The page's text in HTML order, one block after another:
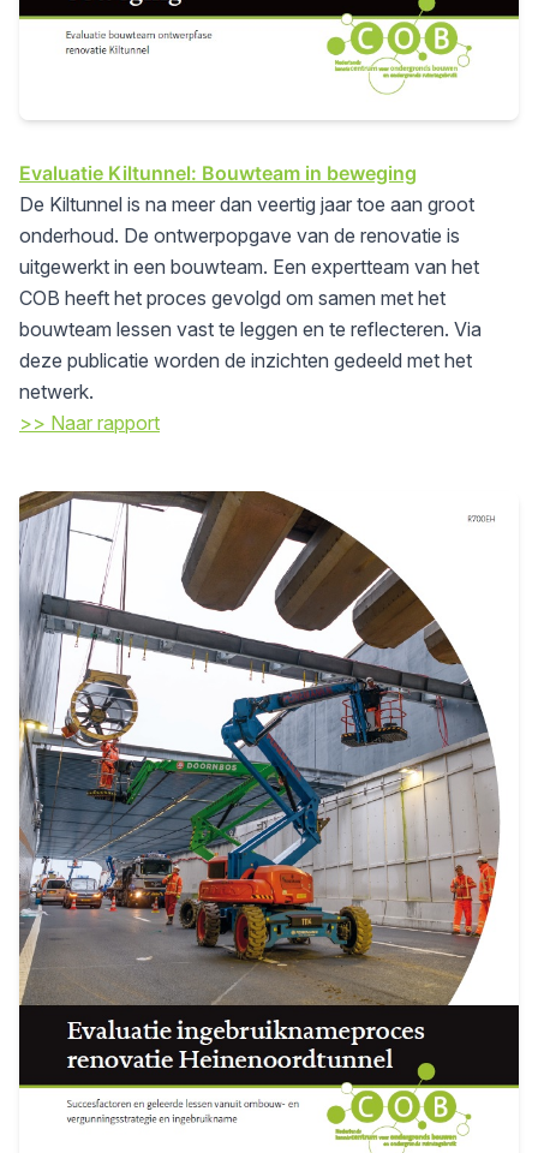
Evaluatie Kiltunnel: Bouwteam in beweging
De Kiltunnel is na meer dan veertig jaar toe aan groot
onderhoud. De ontwerpopgave van de renovatie is
uitgewerkt in een bouwteam. Een expertteam van het
COB heeft het proces gevolgd om samen met het
bouwteam lessen vast te leggen en te reflecteren. Via
deze publicatie worden de inzichten gedeeld met het
netwerk.
>> Naar rapport